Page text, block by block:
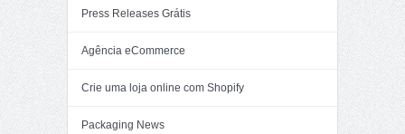
Press Releases Grátis
Agência eCommerce
Crie uma loja online com Shopify
Packaging News